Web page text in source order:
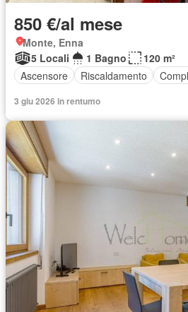
850 €/al mese
Monte, Enna
5 Locali
1 Bagno
120 m²
Ascensore
Riscaldamento
3 giu 2026 in rentumo